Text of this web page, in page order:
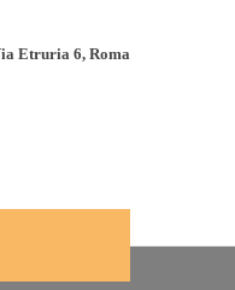
Etruria 6, Roma